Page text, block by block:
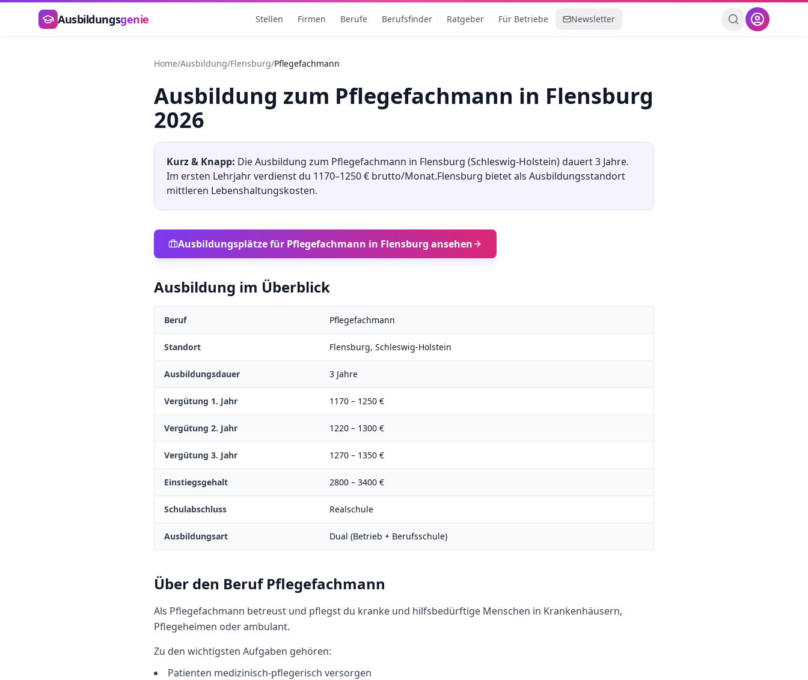
Zum Hauptinhalt springen
Ausbildungsgenie Stellen Firmen Berufe Berufsfinder Ratgeber Für Betriebe Newsletter
Home/Ausbildung/Flensburg/Pflegefachmann
Ausbildung zum Pflegefachmann in Flensburg
2026
Kurz & Knapp: Die Ausbildung zum Pflegefachmann in Flensburg (Schleswig-Holstein) dauert3 Jahre.
Im ersten Lehrjahr verdienst du 1170–1250€ brutto/Monat.Flensburg bietet als Ausbildungsstandort
mittleren Lebenshaltungskosten.
Ausbildungsplätze für Pflegefachmann in Flensburg ansehen
Ausbildung im Überblick
Beruf Pflegefachmann
Standort Flensburg, Schleswig-Holstein
Ausbildungsdauer 3 Jahre
Vergütung 1. Jahr 1170 – 1250 €
Vergütung 2. Jahr 1220 – 1300 €
Vergütung 3. Jahr 1270 – 1350 €
Einstiegsgehalt 2800 – 3400 €
Schulabschluss Realschule
Ausbildungsart Dual (Betrieb + Berufsschule)
Über den BerufPflegefachmann
Als Pflegefachmann betreust und pflegst du kranke und hilfsbedürftige Menschen in Krankenhäusern,
Pflegeheimen oder ambulant.
Zu den wichtigsten Aufgaben gehören:
Patienten medizinisch-pflegerisch versorgen